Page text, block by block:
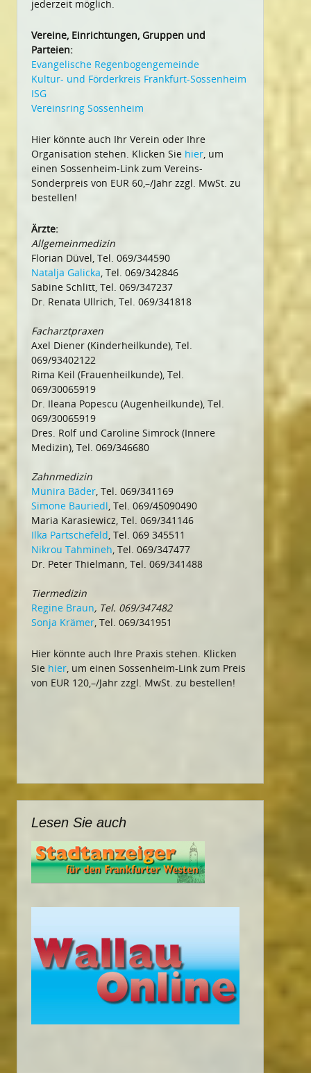
jederzeit möglich.
Vereine, Einrichtungen, Gruppen und
Parteien:
Evangelische Regenbogengemeinde
Kultur- und Förderkreis Frankfurt-Sossenheim
ISG
Vereinsring Sossenheim
Hier könnte auch Ihr Verein oder Ihre
Organisation stehen. Klicken Sie hier, um
einen Sossenheim-Link zum Vereins-
Sonderpreis von EUR 60,–/Jahr zzgl. MwSt. zu
bestellen!
Ärzte:
Allgemeinmedizin
Florian Düvel, Tel. 069/344590
Natalja Galicka, Tel. 069/342846
Sabine Schlitt, Tel. 069/347237
Dr. Renata Ullrich, Tel. 069/341818
Facharztpraxen
Axel Diener (Kinderheilkunde), Tel.
069/93402122
Rima Keil (Frauenheilkunde), Tel.
069/30065919
Dr. Ileana Popescu (Augenheilkunde), Tel.
069/30065919
Dres. Rolf und Caroline Simrock (Innere
Medizin), Tel. 069/346680
Zahnmedizin
Munira Bäder, Tel. 069/341169
Simone Bauriedl, Tel. 069/45090490
Maria Karasiewicz, Tel. 069/341146
Ilka Partschefeld, Tel. 069 345511
Nikrou Tahmineh, Tel. 069/347477
Dr. Peter Thielmann, Tel. 069/341488
Tiermedizin
Regine Braun, Tel. 069/347482
Sonja Krämer, Tel. 069/341951
Hier könnte auch Ihre Praxis stehen. Klicken
Sie hier, um einen Sossenheim-Link zum Preis
von EUR 120,–/Jahr zzgl. MwSt. zu bestellen!
Lesen Sie auch